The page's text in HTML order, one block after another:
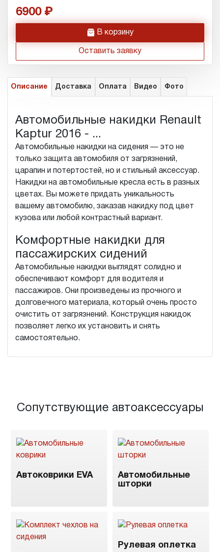
6900
h В корзину
Оставить заявку
Описание Доставка Оплата Видео Фото
Автомобильные накидки Renault
Kaptur 2016 - ...
Автомобильные накидки на сидения — это не
только защита автомобиля от загрязнений,
царапин и потертостей, но и стильный аксессуар.
Накидки на автомобильные кресла есть в разных
цветах. Вы можете придать уникальность
вашему автомобилю, заказав накидку под цвет
кузова или любой контрастный вариант.
Комфортные накидки для
пассажирских сидений
Автомобильные накидки выглядят солидно и
обеспечивают комфорт для водителя и
пассажиров. Они произведены из прочного и
долговечного материала, который очень просто
очистить от загрязнений. Конструкция накидок
позволяет легко их установить и снять
самостоятельно.
Сопутствующие автоаксессуары
Автоковрики EVA
Автомобильные
шторки
Рулевая оплетка